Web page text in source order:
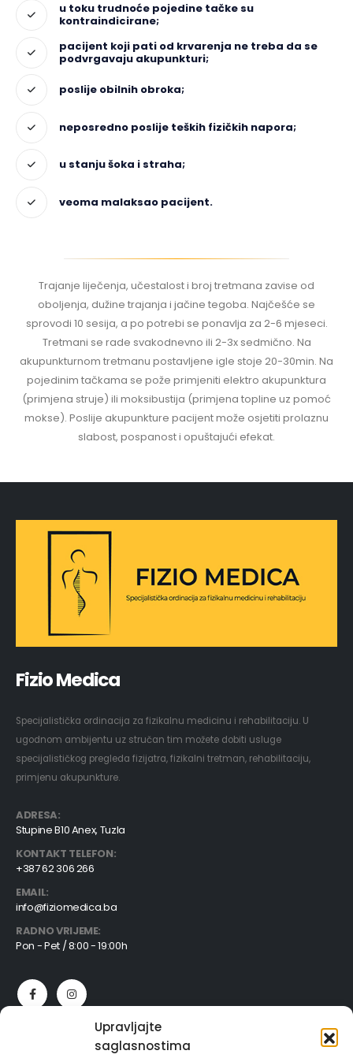
Upravljajte
saglasnostima
u toku trudnoće pojedine tačke su
kontraindicirane;
pacijent koji pati od krvarenja ne treba da se
podvrgavaju akupunkturi;
poslije obilnih obroka;
neposredno poslije teških fizičkih napora;
u stanju šoka i straha;
veoma malaksao pacijent.
Trajanje liječenja, učestalost i broj tretmana zavise od
oboljenja, dužine trajanja i jačine tegoba. Najčešće se
sprovodi 10 sesija, a po potrebi se ponavlja za 2-6 mjeseci.
Tretmani se rade svakodnevno ili 2-3x sedmično. Na
akupunkturnom tretmanu postavljene igle stoje 20-30min. Na
pojedinim tačkama se pože primjeniti elektro akupunktura
(primjena struje) ili moksibustija (primjena topline uz pomoć
mokse). Poslije akupunkture pacijent može osjetiti prolaznu
slabost, pospanost i opuštajući efekat.
Fizio Medica
Specijalistička ordinacija za fizikalnu medicinu i rehabilitaciju. U
ugodnom ambijentu uz stručan tim možete dobiti usluge
specijalističkog pregleda fizijatra, fizikalni tretman, rehabilitaciju,
primjenu akupunkture.
ADRESA:
Stupine B10 Anex, Tuzla
KONTAKT TELEFON:
+387 62 306 266
EMAIL:
info@fiziomedica.ba
RADNO VRIJEME:
Pon - Pet / 8:00 - 19:00h